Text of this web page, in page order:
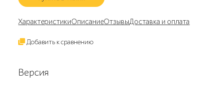
ХарактеристикиОписаниеОтзывыДоставка и оплата
Добавить к сравнению
Версия